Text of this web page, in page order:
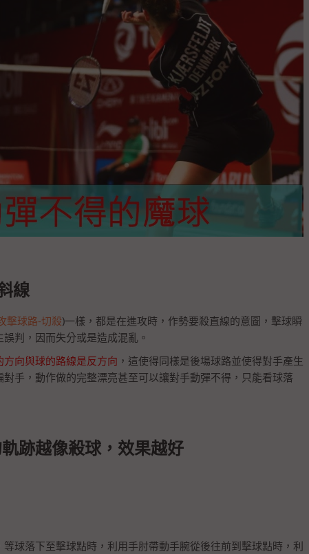
線
擊球路-切殺)一樣，都是在進攻時，作勢要殺直線的意圖，擊球瞬
判，因而失分或是造成混亂。
方向與球的路線是反方向 ，這使得同樣是後場球路並使得對手產生
手，動作做的完整漂亮甚至可以讓對手動彈不得，只能看球落
跡越像殺球，效果越好
球落下至擊球點時，利用手肘帶動手腕從後往前到擊球點時，利